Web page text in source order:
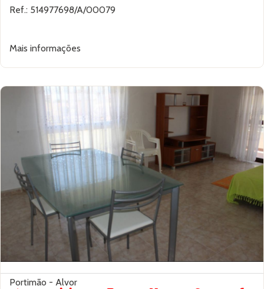
Ref.: 514977698/A/00079
Mais informações
Portimão - Alvor